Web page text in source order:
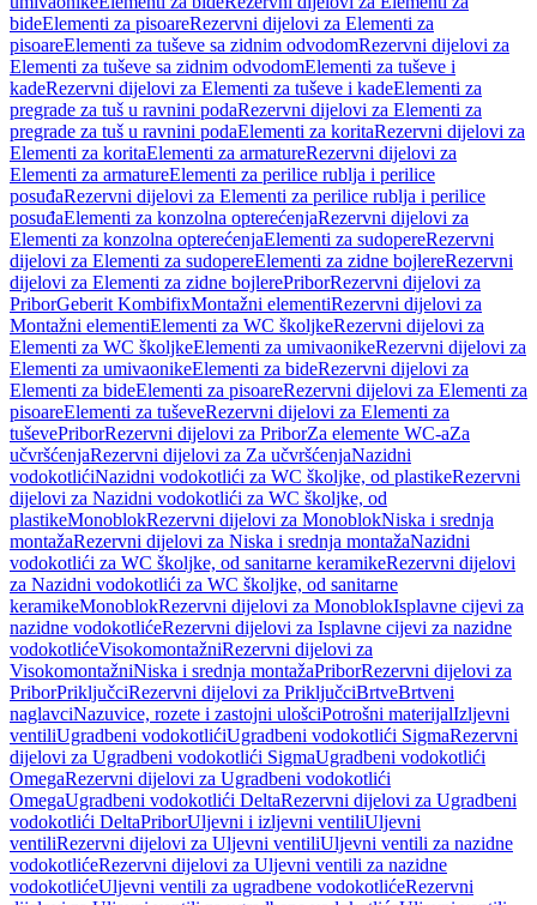
bideElementi za pisoareRezervni dijelovi za Elementi za
pisoareElementi za tuševe sa zidnim odvodomRezervni dijelovi za
Elementi za tuševe sa zidnim odvodomElementi za tuševe i
kadeRezervni dijelovi za Elementi za tuševe i kadeElementi za
pregrade za tuš u ravnini podaRezervni dijelovi za Elementi za
pregrade za tuš u ravnini podaElementi za koritaRezervni dijelovi za
Elementi za koritaElementi za armatureRezervni dijelovi za
Elementi za armatureElementi za perilice rublja i perilice
posuđaRezervni dijelovi za Elementi za perilice rublja i perilice
posuđaElementi za konzolna opterećenjaRezervni dijelovi za
Elementi za konzolna opterećenjaElementi za sudopereRezervni
dijelovi za Elementi za sudopereElementi za zidne bojlereRezervni
dijelovi za Elementi za zidne bojlerePriborRezervni dijelovi za
PriborGeberit KombifixMontažni elementiRezervni dijelovi za
Montažni elementiElementi za WC školjkeRezervni dijelovi za
Elementi za WC školjkeElementi za umivaonikeRezervni dijelovi za
Elementi za umivaonikeElementi za bideRezervni dijelovi za
Elementi za bideElementi za pisoareRezervni dijelovi za Elementi za
pisoareElementi za tuševeRezervni dijelovi za Elementi za
tuševePriborRezervni dijelovi za PriborZa elemente WC-aZa
učvršćenjaRezervni dijelovi za Za učvršćenjaNazidni
vodokotlićiNazidni vodokotlići za WC školjke, od plastikeRezervni
dijelovi za Nazidni vodokotlići za WC školjke, od
plastikeMonoblokRezervni dijelovi za MonoblokNiska i srednja
montažaRezervni dijelovi za Niska i srednja montažaNazidni
vodokotlići za WC školjke, od sanitarne keramikeRezervni dijelovi
za Nazidni vodokotlići za WC školjke, od sanitarne
keramikeMonoblokRezervni dijelovi za MonoblokIsplavne cijevi za
nazidne vodokotlićeRezervni dijelovi za Isplavne cijevi za nazidne
vodokotlićeVisokomontažniRezervni dijelovi za
VisokomontažniNiska i srednja montažaPriborRezervni dijelovi za
PriborPriključciRezervni dijelovi za PriključciBrtveBrtveni
naglavciNazuvice, rozete i zastojni ulošciPotrošni materijalIzljevni
ventiliUgradbeni vodokotlićiUgradbeni vodokotlići SigmaRezervni
dijelovi za Ugradbeni vodokotlići SigmaUgradbeni vodokotlići
OmegaRezervni dijelovi za Ugradbeni vodokotlići
OmegaUgradbeni vodokotlići DeltaRezervni dijelovi za Ugradbeni
vodokotlići DeltaPriborUljevni i izljevni ventiliUljevni
ventiliRezervni dijelovi za Uljevni ventiliUljevni ventili za nazidne
vodokotlićeRezervni dijelovi za Uljevni ventili za nazidne
vodokotlićeUljevni ventili za ugradbene vodokotlićeRezervni